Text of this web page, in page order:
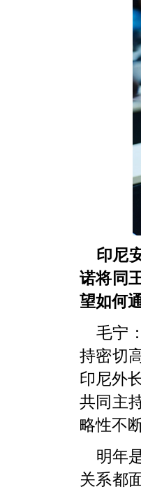
印尼
诺将同
望如何
毛宁
持密切
印尼外
共同主
略性不
明年
关系都